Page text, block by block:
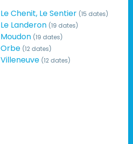
Le Chenit, Le Sentier (15 dates)
Le Landeron (19 dates)
Moudon (19 dates)
Orbe (12 dates)
Villeneuve (12 dates)